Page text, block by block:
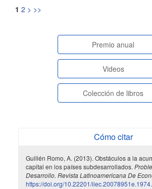
1 2 > >>
Premio anual
Videos
Colección de libros
Cómo citar
Guillén Romo, A. (2013). Obstáculos a la
capital en los países subdesarrollados.
Desarrollo. Revista Latinoamericana De
https://doi.org/10.22201/